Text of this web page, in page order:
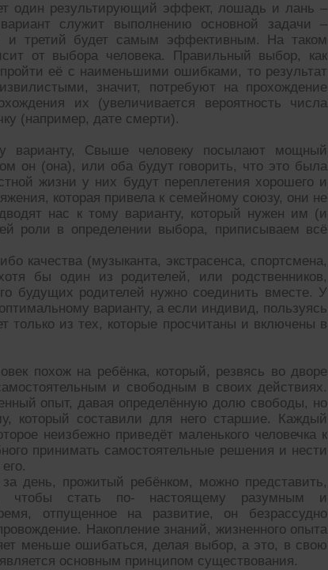
один результирующий эффект, лошадь и лань –
служит выполнению основной задачи –
и третий будет самым эффективным. На таком
от выбора человека. Правильный выбор, как
её с наименьшими ошибками, то результат
значит, потребуют на прохождение
их (увеличивается вероятность числа
(например, дате смерти).
Свыше человеку посылают мощный
он (она), или оба будут говорить, что это была
жизни у них будут переплетения хорошего и
которая привела к семейному союзу, они не
нас к тому варианту, который нужен им (и
роли в определении выбора, приписываем всё
качества (музыканта, экстрасенса, спортсмена,
бы один из родителей, или родственников,
будущих родителей нужно соединить вместе. У
варианту, а если индивид, пользуясь
только из тех, которые просчитаны и включены в
похож на ребёнка, который, резвясь во дворе
и свободным в своих действиях.
опыт, давая определённую долю свободы, но
который составили для него старшие. Каждый
неизбежно приведёт маленького человечка к
принимать самостоятельные решения и нести
день, прожитый ребёнком, можно представить,
чтобы стать по- настоящему разумным и
отпущенное на развитие, он безрассудно
Накопление знаний, жизненного опыта
меньше ошибаться, делая выбор, а это, в свою
основным принципом существования.